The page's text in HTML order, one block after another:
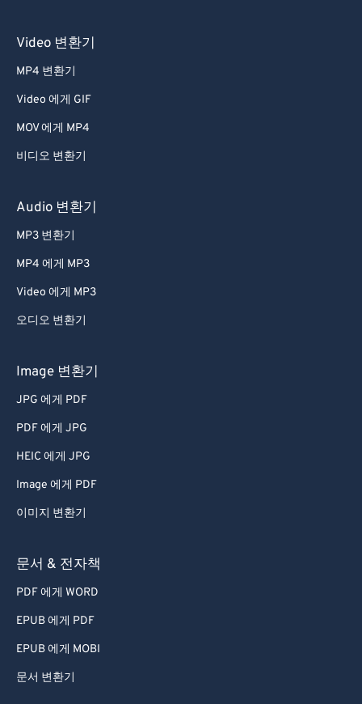
Video 변환기
MP4 변환기
Video 에게 GIF
MOV 에게 MP4
비디오 변환기
Audio 변환기
MP3 변환기
MP4 에게 MP3
Video 에게 MP3
오디오 변환기
Image 변환기
JPG 에게 PDF
PDF 에게 JPG
HEIC 에게 JPG
Image 에게 PDF
이미지 변환기
문서 & 전자책
PDF 에게 WORD
EPUB 에게 PDF
EPUB 에게 MOBI
문서 변환기